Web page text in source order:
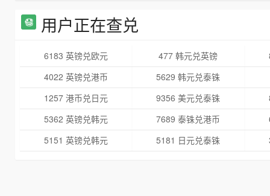
用户正在查兑
6183 英镑兑欧元 477 韩元兑英镑
4022 英镑兑港币
5629 韩元兑泰铢
1257 港币兑日元
9356 美元兑泰铢
5362 英镑兑韩元
7689 泰铢兑港币
5151 英镑兑韩元
5181 日元兑泰铢